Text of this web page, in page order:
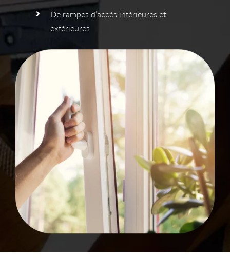
De rampes d’accès intérieures et
extérieures